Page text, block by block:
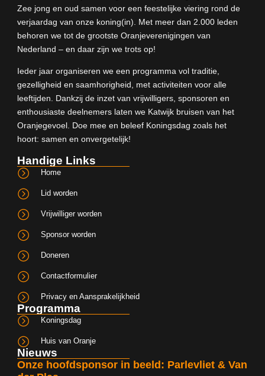
Zee jong en oud samen voor een feestelijke viering rond de
verjaardag van onze koning(in). Met meer dan 2.000 leden
behoren we tot de grootste Oranjeverenigingen van
Nederland – en daar zijn we trots op!
Ieder jaar organiseren we een programma vol traditie,
gezelligheid en saamhorigheid, met activiteiten voor alle
leeftijden. Dankzij de inzet van vrijwilligers, sponsoren en
enthousiaste deelnemers laten we Katwijk bruisen van het
Oranjegevoel. Doe mee en beleef Koningsdag zoals het
hoort: samen en onvergetelijk!
Handige Links
Home
Lid worden
Vrijwilliger worden
Sponsor worden
Doneren
Contactformulier
Privacy en Aansprakelijkheid
Programma
Koningsdag
Huis van Oranje
Nieuws
Onze hoofdsponsor in beeld: Parlevliet & Van